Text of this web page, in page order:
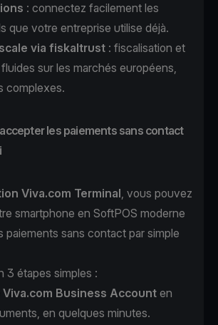
: connectez facilement les
que votre entreprise utilise déjà.
via fiskaltrust : fiscalisation et
sur les marchés européens,
complexes.
les paiements sans contact
Viva.com Terminal, vous pouvez
smartphone en SoftPOS moderne
paiements sans contact par simple
3 étapes simples :
Viva.com Business Account en
en quelques minutes.